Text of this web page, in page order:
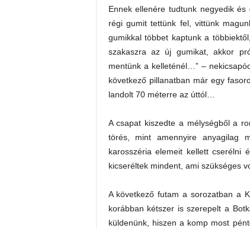
Ennek ellenére tudtunk negyedik
régi gumit tettünk fel, vittünk
gumikkal többet kaptunk a
szakaszra az új gumikat, akkor
mentünk a kelleténél…” –
következő pillanatban már egy
landolt 70 méterre az úttól…
A csapat kiszedte a mélységből a
törés, mint amennyire anyagilag
karosszéria elemeit kellett cserélni
kicseréltek mindent, ami szükséges
A következő futam a sorozatban a
korábban kétszer is szerepelt a
küldenünk, hiszen a komp most